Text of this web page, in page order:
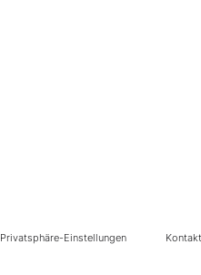
Privatsphäre-Einstellungen Kontakt